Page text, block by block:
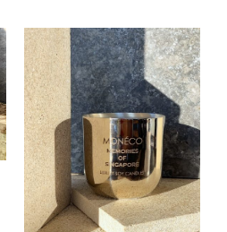
ДОБАВЯНЕ В
КОЛИЧКАТА